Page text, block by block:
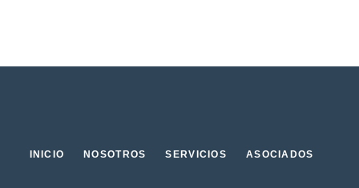
INICIO NOSOTROS SERVICIOS ASOCIADOS